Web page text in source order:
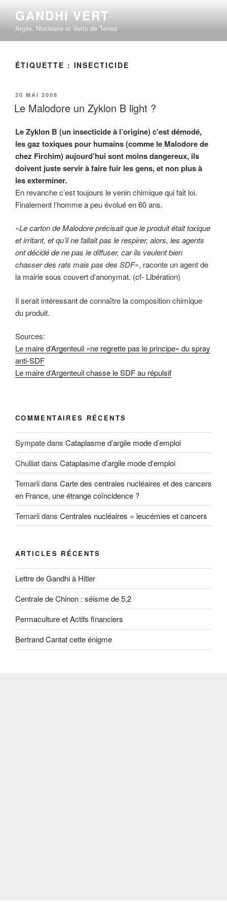
contenu
principal
GANDHI VERT
Argile, Nucléaire et Verts de Terres
ÉTIQUETTE : INSECTICIDE
PUBLIÉ
LE
20 MAI 2008
Le Malodore un Zyklon B light ?
Le Zyklon B (un insecticide à l’origine) c’est démodé,
les gaz toxiques pour humains (comme le Malodore de
chez Firchim) aujourd’hui sont moins dangereux, ils
doivent juste servir à faire fuir les gens, et non plus à
les exterminer.
En revanche c’est toujours le venin chimique qui fait loi.
Finalement l’homme a peu évolué en 60 ans.
«Le carton de Malodore précisait que le produit était toxique
et irritant, et qu’il ne fallait pas le respirer, alors, les agents
ont décidé de ne pas le diffuser, car ils veulent bien
chasser des rats mais pas des SDF», raconte un agent de
la mairie sous couvert d’anonymat. (cf- Libération)
Il serait intéressant de connaître la composition chimique
du produit.
Sources:
Le maire d’Argenteuil «ne regrette pas le principe» du spray
anti-SDF
Le maire d’Argenteuil chasse le SDF au répulsif
COMMENTAIRES RÉCENTS
Sympatedans Cataplasme d’argile mode d’emploi
Chulliatdans Cataplasme d’argile mode d’emploi
Temariidans Carte des centrales nucléaires et des cancers
en France, une étrange coïncidence ?
Temariidans Centrales nucléaires = leucémies et cancers
ARTICLES RÉCENTS
Lettre de Gandhi à Hitler
Centrale de Chinon : séisme de 5,2
Permaculture et Actifs financiers
Bertrand Cantat cette énigme